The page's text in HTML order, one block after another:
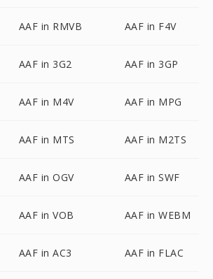
AAF in RMVB AAF in F4V
AAF in 3G2 AAF in 3GP
AAF in M4V AAF in MPG
AAF in MTS AAF in M2TS
AAF in OGV AAF in SWF
AAF in VOB AAF in WEBM
AAF in AC3 AAF in FLAC